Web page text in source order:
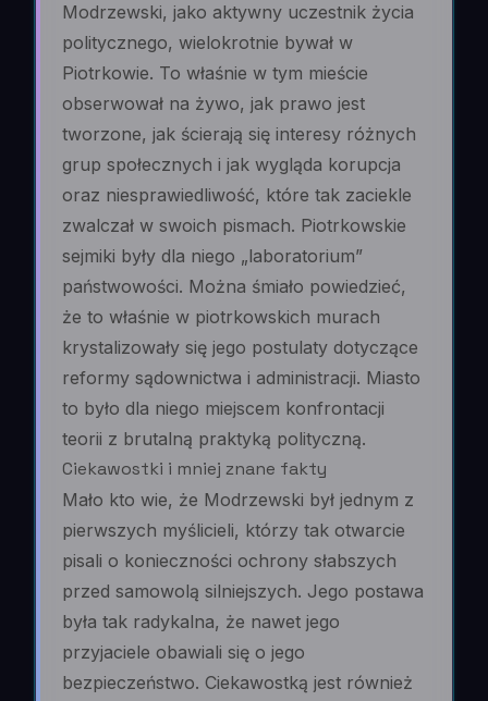
Modrzewski, jako aktywny uczestnik życia
politycznego, wielokrotnie bywał w
Piotrkowie. To właśnie w tym mieście
obserwował na żywo, jak prawo jest
tworzone, jak ścierają się interesy różnych
grup społecznych i jak wygląda korupcja
oraz niesprawiedliwość, które tak zaciekle
zwalczał w swoich pismach. Piotrkowskie
sejmiki były dla niego „laboratorium”
państwowości. Można śmiało powiedzieć,
że to właśnie w piotrkowskich murach
krystalizowały się jego postulaty dotyczące
reformy sądownictwa i administracji. Miasto
to było dla niego miejscem konfrontacji
teorii z brutalną praktyką polityczną.
Ciekawostki i mniej znane fakty
Mało kto wie, że Modrzewski był jednym z
pierwszych myślicieli, którzy tak otwarcie
pisali o konieczności ochrony słabszych
przed samowolą silniejszych. Jego postawa
była tak radykalna, że nawet jego
przyjaciele obawiali się o jego
bezpieczeństwo. Ciekawostką jest również